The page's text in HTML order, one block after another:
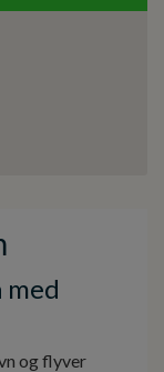
og flyver